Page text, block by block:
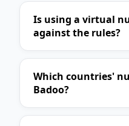
AliExpress
Walmart
Nike
Adidas
SHEIN
Temu
Glovo
Grubhub
Uber
Is using a virtual
against the rules?
Which countries'
Badoo?